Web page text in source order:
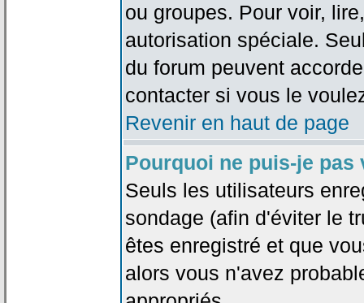
ou groupes. Pour voir,
autorisation spéciale.
du forum peuvent
contacter si vous le
Revenir en haut de page
Pourquoi ne puis-je pas
Seuls les utilisateurs
sondage (afin d'éviter le
êtes enregistré et que
alors vous n'avez